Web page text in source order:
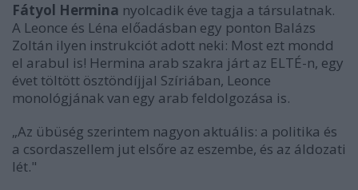
Fátyol Hermina nyolcadik éve tagja a társulatnak.
A Leonce és Léna előadásban egy ponton Balázs
Zoltán ilyen instrukciót adott neki: Most ezt mondd
el arabul is! Hermina arab szakra járt az ELTÉ-n, egy
évet töltött ösztöndíjjal Szíriában, Leonce
monológjának van egy arab feldolgozása is.
„Az übüség szerintem nagyon aktuális: a politika és
a csordaszellem jut elsőre az eszembe, és az áldozati
lét."